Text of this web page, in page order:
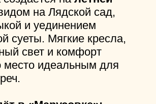
веранде:
, сочные
гриль
соусами, блюда из
коптильни
крафтового пива
лимонадыдля тех,
каждый день —